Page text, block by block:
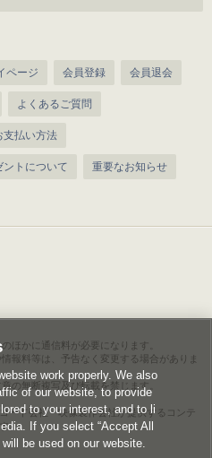
ページ 会員登録 会員退会
よくあるご質問
支払い方法
ントについて 重要なお知らせ
ほかに通信料が必要になります。
報料等は、予告なく変更する場合がありま
の無断複写及び転載を禁じます。
ード会社・映像製作会社が提供するコンテ
。
work properly. We also
of our website, to provide
to your interest, and to li
If you select “Accept All
be used on our website.